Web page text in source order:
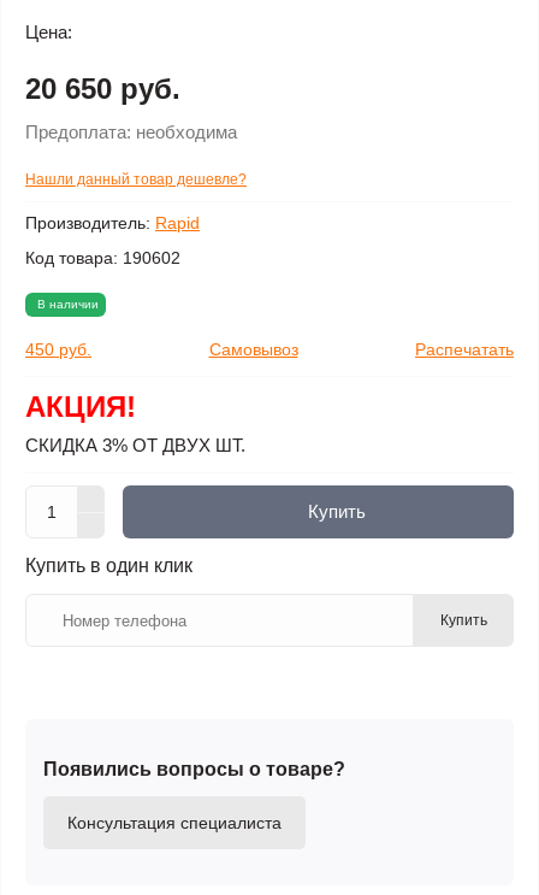
Производитель: Rapid
Код товара: 190602
В наличии
450 руб. Самовывоз Распечатать
Цена:
20 650 руб.
Предоплата: необходима
Нашли данный товар дешевле?
АКЦИЯ!
СКИДКА 3% ОТ ДВУХ ШТ.
Купить
Купить в один клик
Купить
Появились вопросы о товаре?
Консультация специалиста